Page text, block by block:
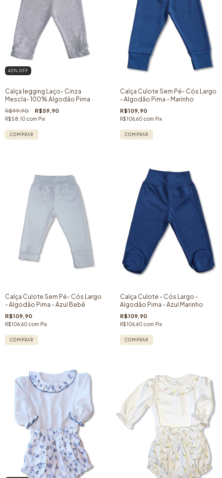
40% OFF
Calça legging Laço- Cinza
Mescla- 100% Algodão Pima
R$99,90 R$59,90
R$58,10 com Pix
COMPRAR
Calça Culote Sem Pé- Cós Largo
- Algodão Pima - Marinho
R$109,90
R$106,60 com Pix
COMPRAR
Calça Culote Sem Pé- Cós Largo
- Algodão Pima - Azul Bebê
R$109,90
R$106,60 com Pix
COMPRAR
Calça Culote - Cós Largo -
Algodão Pima - Azul Marinho
R$109,90
R$106,60 com Pix
COMPRAR